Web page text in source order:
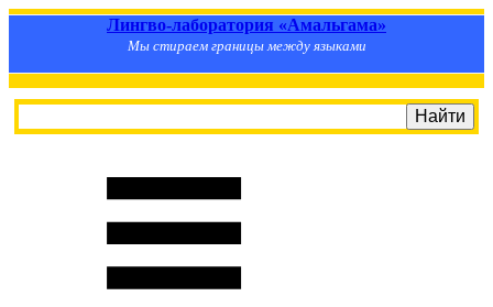
Лингво-лаборатория «Амальгама»
Мы стираем границы между языками